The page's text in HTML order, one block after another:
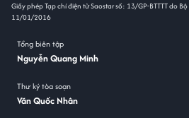
Giấy phép Tạp chí điện tử Saostar số: 13/GP-BTTTT do
11/01/2016
Tổng biên tập
Nguyễn Quang Minh
Thư ký tòa soạn
Văn Quốc Nhân